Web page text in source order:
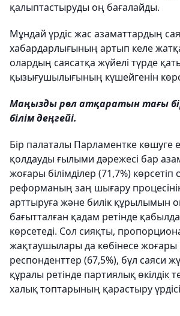
қалыптастыруды оң бағалайды.
Мұндай үрдіс жас азаматтардың
хабардарлығының артып келе
олардың саясатқа жүйелі түрде
қызығушылығының күшейгенін
Маңызды рөл атқаратын тағы
білім деңгейі.
Бір палаталы Парламентке көшуге
қолдауды ғылыми дәрежесі бар
жоғары білімділер (71,7%)
реформаның заң шығару
арттыруға және билік құрылымын
бағытталған қадам ретінде
көрсетеді. Сол сияқты,
жақтаушылары да көбінесе жоғары
респонденттер (67,5%), бұл саяси
құралы ретінде партиялық өкілдік
халық топтарының қарастыру